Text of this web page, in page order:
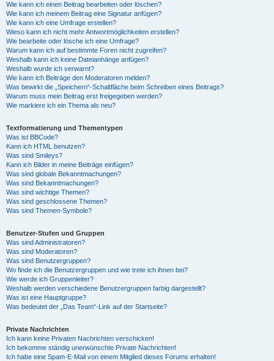
Wie kann ich einen Beitrag bearbeiten oder löschen?
Wie kann ich meinem Beitrag eine Signatur anfügen?
Wie kann ich eine Umfrage erstellen?
Wieso kann ich nicht mehr Antwortmöglichkeiten erstellen?
Wie bearbeite oder lösche ich eine Umfrage?
Warum kann ich auf bestimmte Foren nicht zugreifen?
Weshalb kann ich keine Dateianhänge anfügen?
Weshalb wurde ich verwarnt?
Wie kann ich Beiträge den Moderatoren melden?
Was bewirkt die „Speichern“-Schaltfläche beim Schreiben eines Beitrags?
Warum muss mein Beitrag erst freigegeben werden?
Wie markiere ich ein Thema als neu?
Textformatierung und Thementypen
Was ist BBCode?
Kann ich HTML benutzen?
Was sind Smileys?
Kann ich Bilder in meine Beiträge einfügen?
Was sind globale Bekanntmachungen?
Was sind Bekanntmachungen?
Was sind wichtige Themen?
Was sind geschlossene Themen?
Was sind Themen-Symbole?
Benutzer-Stufen und Gruppen
Was sind Administratoren?
Was sind Moderatoren?
Was sind Benutzergruppen?
Wo finde ich die Benutzergruppen und wie trete ich ihnen bei?
Wie werde ich Gruppenleiter?
Weshalb werden verschiedene Benutzergruppen farbig dargestellt?
Was ist eine Hauptgruppe?
Was bedeutet der „Das Team“-Link auf der Startseite?
Private Nachrichten
Ich kann keine Privaten Nachrichten verschicken!
Ich bekomme ständig unerwünschte Private Nachrichten!
Ich habe eine Spam-E-Mail von einem Mitglied dieses Forums erhalten!